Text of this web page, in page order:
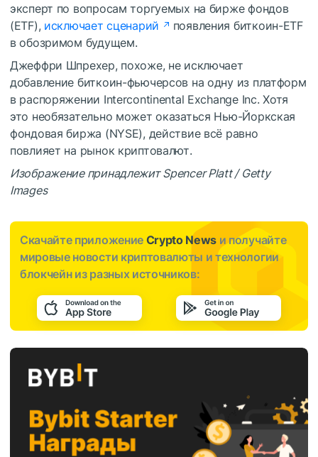
эксперт по вопросам торгуемых на бирже фондов
(ETF), исключает сценарий
появления биткоин-ETF
в обозримом будущем.
Джеффри Шпрехер, похоже, не исключает
добавление биткоин-фьючерсов на одну из платформ
в распоряжении Intercontinental Exchange Inc. Хотя
это необязательно может оказаться Нью-Йоркская
фондовая биржа (NYSE), действие всё равно
повлияет на рынок криптовалют.
Изображение принадлежит Spencer Platt / Getty
Images
Скачайте приложение Crypto News и получайте
мировые новости криптовалюты и технологии
блокчейн из разных источников: